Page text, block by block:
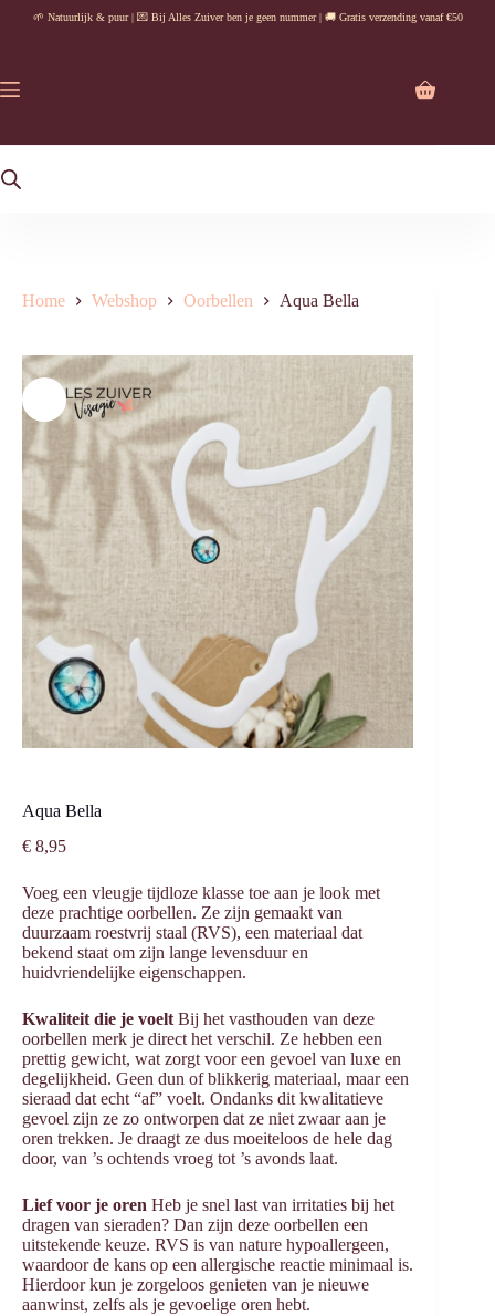
🌱 Natuurlijk & puur | 💌 Bij Alles Zuiver ben je geen nummer | 🚚 Gratis verzending vanaf €50
Home Webshop Oorbellen Aqua Bella
Aqua Bella
€ 8,95
Voeg een vleugje tijdloze klasse toe aan je look met
deze prachtige oorbellen. Ze zijn gemaakt van
duurzaam roestvrij staal (RVS), een materiaal dat
bekend staat om zijn lange levensduur en
huidvriendelijke eigenschappen.
Kwaliteit die je voelt Bij het vasthouden van deze
oorbellen merk je direct het verschil. Ze hebben een
prettig gewicht, wat zorgt voor een gevoel van luxe en
degelijkheid. Geen dun of blikkerig materiaal, maar een
sieraad dat echt “af” voelt. Ondanks dit kwalitatieve
gevoel zijn ze zo ontworpen dat ze niet zwaar aan je
oren trekken. Je draagt ze dus moeiteloos de hele dag
door, van ’s ochtends vroeg tot ’s avonds laat.
Lief voor je oren Heb je snel last van irritaties bij het
dragen van sieraden? Dan zijn deze oorbellen een
uitstekende keuze. RVS is van nature hypoallergeen,
waardoor de kans op een allergische reactie minimaal is.
Hierdoor kun je zorgeloos genieten van je nieuwe
aanwinst, zelfs als je gevoelige oren hebt.